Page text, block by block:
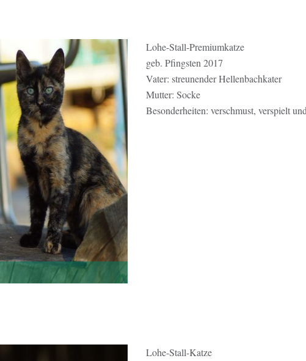
Lohe-Stall-Premiumkatze
geb. Pfingsten 2017
Vater: streunender Hellenbachkater
Mutter: Socke
Besonderheiten: verschmust, verspielt
Lohe-Stall-Katze